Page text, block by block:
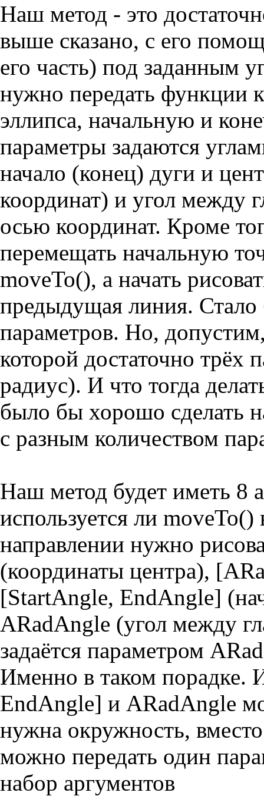
Наш метод - это
выше сказано, с его
его часть) под заданным
нужно передать функции
эллипса, начальную и
параметры задаются
начало (конец) дуги и
координат) и угол между
осью координат. Кроме
перемещать начальную
moveTo(), а начать
предыдущая линия. Стало
параметров. Но,
которой достаточно трёх
радиус). И что тогда
было бы хорошо сделать
с разным количеством
Наш метод будет иметь 8
используется ли
направлении нужно
(координаты центра),
[StartAngle, EndAngle]
ARadAngle (угол между
задаётся параметром
Именно в таком порадке.
EndAngle] и ARadAngle
нужна окружность,
можно передать один
набор аргументов